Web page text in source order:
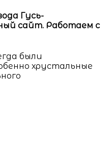
Гусь-
сайт. Работаем с
были
хрустальные